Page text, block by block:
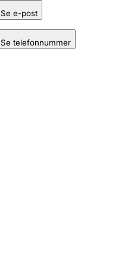
Se e-post
Se telefonnummer